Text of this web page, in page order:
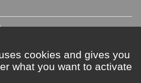
cookies and gives you
what you want to activate